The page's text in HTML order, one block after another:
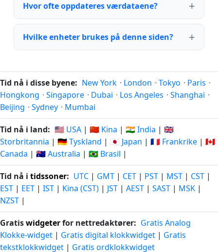
Hvor ofte oppdateres værdataene?
Hvilke enheter brukes på denne siden?
Tid nå i disse byene: New York · London · Tokyo · Paris ·
Hongkong · Singapore · Dubai · Los Angeles · Shanghai ·
Beijing · Sydney · Mumbai
Tid nå i land: 🇺🇸 USA | 🇨🇳 Kina | 🇮🇳 India | 🇬🇧
Storbritannia | 🇩🇪 Tyskland | 🇯🇵 Japan | 🇫🇷 Frankrike | 🇨🇦
Canada | 🇦🇺 Australia | 🇧🇷 Brasil |
Tid nå i tidssoner: UTC | GMT | CET | PST | MST | CST |
EST | EET | IST | Kina (CST) | JST | AEST | SAST | MSK |
NZST |
Gratiswidgeterfor nettredaktører: Gratis Analog
Klokke-widget | Gratis digital klokkwidget | Gratis
tekstklokkwidget | Gratis ordklokkwidget